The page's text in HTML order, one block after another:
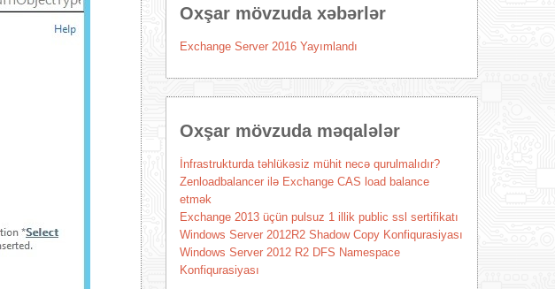
Oxşar mövzuda xəbərlər
Exchange Server 2016 Yayımlandı
Oxşar mövzuda məqalələr
İnfrastrukturda təhlükəsiz mühit necə qurulmalıdır?
Zenloadbalancer ilə Exchange CAS load balance
etmək
Exchange 2013 üçün pulsuz 1 illik public ssl sertifikatı
Windows Server 2012R2 Shadow Copy Konfiqurasiyası
Windows Server 2012 R2 DFS Namespace
Konfiqurasiyası